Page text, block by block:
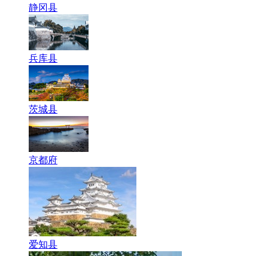
静冈县
兵库县
茨城县
京都府
爱知县